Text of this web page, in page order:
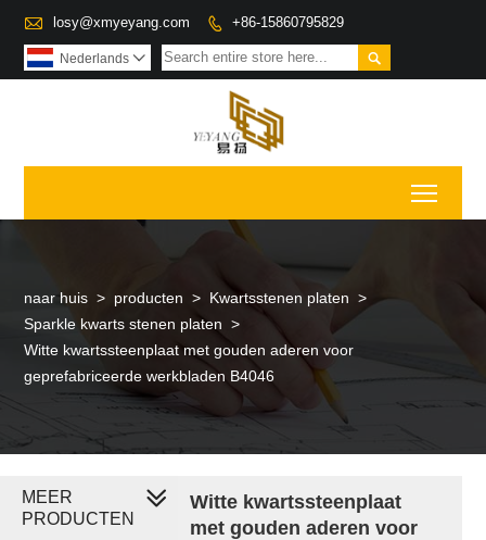
 losy@xmyeyang.com  +86-15860795829

Nederlands 
naar huis > producten > Kwartsstenen platen >
Sparkle kwarts stenen platen >
Witte kwartssteenplaat met gouden aderen voor
geprefabriceerde werkbladen B4046
Witte kwartssteenplaat
met gouden aderen voor
MEER
PRODUCTEN